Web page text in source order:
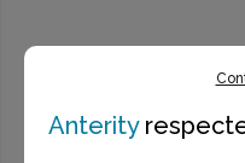
Anterity